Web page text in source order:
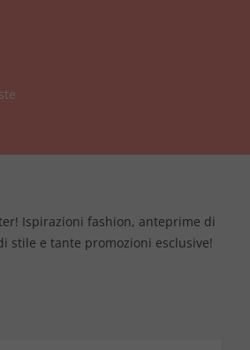
Ispirazioni fashion, anteprime di
stile e tante promozioni esclusive!